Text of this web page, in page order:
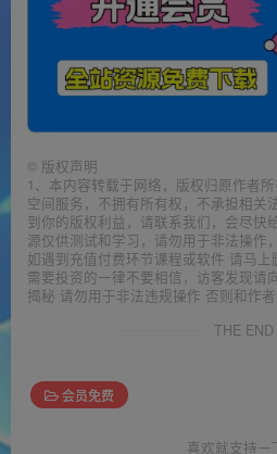
© 版权声明
1、本内容转载于网络，版权归原作者
空间服务，不拥有所有权，不承担相关
到你的版权利益，请联系我们，会尽快
源仅供测试和学习，请勿用于非法操作
如遇到充值付费环节课程或软件 请马
需要投资的一律不要相信，访客发现请
揭秘 请勿用于非法违规操作 否则和作
THE END
会员免费
喜欢就支持一